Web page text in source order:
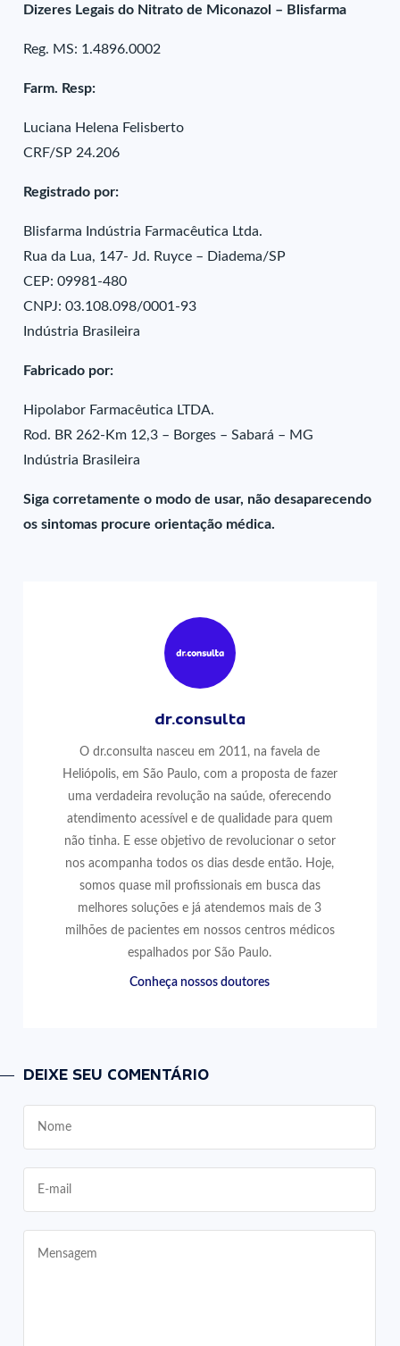
Dizeres Legais do Nitrato de Miconazol – Blisfarma
Reg. MS: 1.4896.0002
Farm. Resp:
Luciana Helena Felisberto
CRF/SP 24.206
Registrado por:
Blisfarma Indústria Farmacêutica Ltda.
Rua da Lua, 147- Jd. Ruyce – Diadema/SP
CEP: 09981-480
CNPJ: 03.108.098/0001-93
Indústria Brasileira
Fabricado por:
Hipolabor Farmacêutica LTDA.
Rod. BR 262-Km 12,3 – Borges – Sabará – MG
Indústria Brasileira
Siga corretamente o modo de usar, não desaparecendo
os sintomas procure orientação médica.
dr.consulta
O dr.consulta nasceu em 2011, na favela de
Heliópolis, em São Paulo, com a proposta de fazer
uma verdadeira revolução na saúde, oferecendo
atendimento acessível e de qualidade para quem
não tinha. E esse objetivo de revolucionar o setor
nos acompanha todos os dias desde então. Hoje,
somos quase mil profissionais em busca das
melhores soluções e já atendemos mais de 3
milhões de pacientes em nossos centros médicos
espalhados por São Paulo.
Conheça nossos doutores
DEIXE SEU COMENTÁRIO